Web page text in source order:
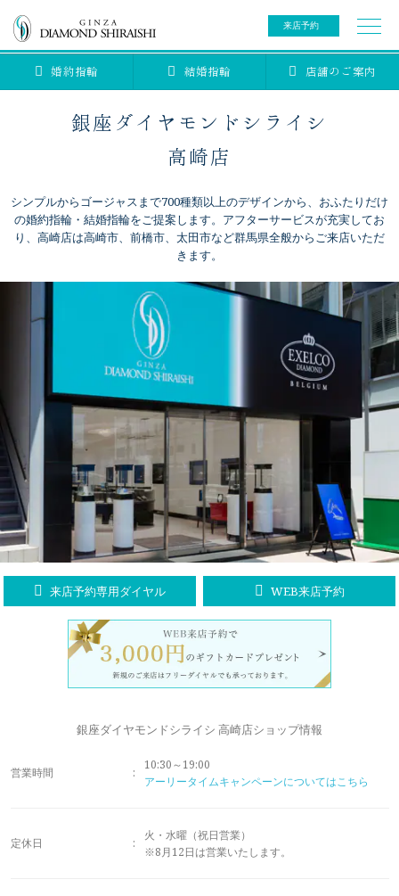
来店予約
婚約指輪 結婚指輪 店舗のご案内
0078-6000-5222
ブライダルリング
エタニティリング
クローズアップ
プロポーズアイテム
ブライダルアイテム
アニバーサリージュエリー
ベビージュエリー
ラブレタージュエリー
アニバーサリージュエリー
セットリングコレクション
商品クオリティ
ダイヤモンドの品質
ダイヤモンド仕入れのこだわり
指輪の品質・特徴
シライシについて
ブランドコンセプト
お客様への想い
ブライダルリングへの想い
パイオニアの想い
サービス
シークレットストーン
レーザー刻印サービス
ナノジュエリーコート
永久保証サービス
セミ・フルオーダー
ニュース・フェア
店舗のご案内
銀座ダイヤモンドシライシ
高崎店
シンプルからゴージャスまで700種類以上のデザインから、おふたりだけ
の婚約指輪・結婚指輪をご提案します。アフターサービスが充実してお
り、高崎店は高崎市、前橋市、太田市など群馬県全般からご来店いただ
きます。
来店予約専用ダイヤル WEB来店予約
銀座ダイヤモンドシライシ 高崎店ショップ情報
営業時間 :
10:30～19:00
アーリータイムキャンペーンについてはこちら
定休日 :
火・水曜（祝日営業）
※8月12日は営業いたします。